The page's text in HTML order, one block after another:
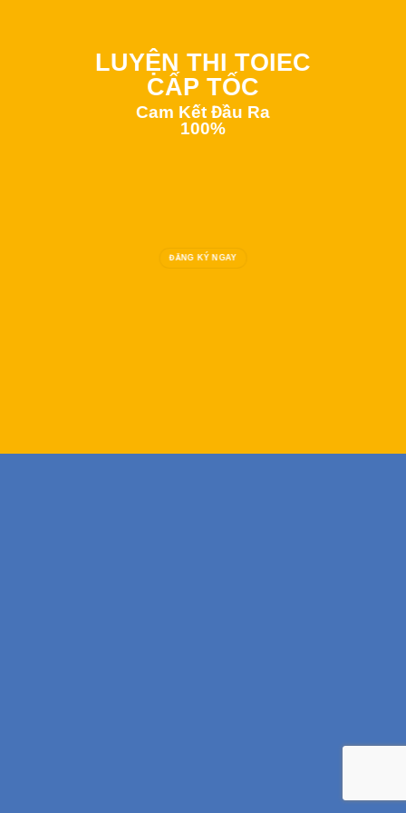
LUYỆN THI TOIEC
CẤP TỐC
Cam Kết Đầu Ra
100%
ĐĂNG KÝ NGAY